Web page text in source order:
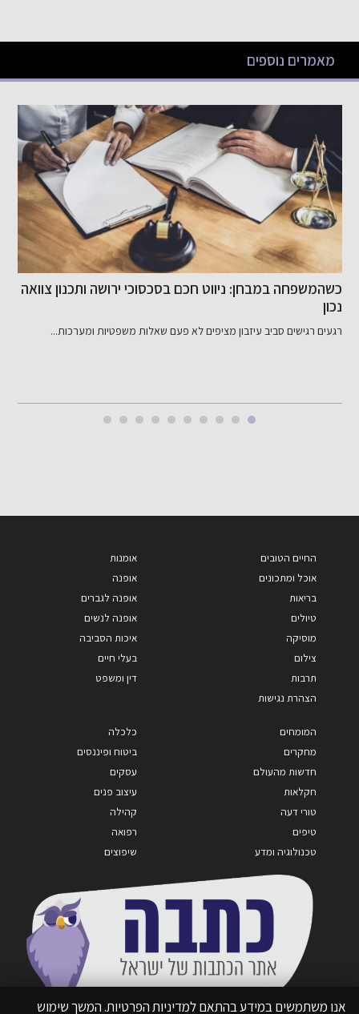
מאמרים נוספים
שיפור האשראי שלך בקלות
דירוג אשראי שלי: מה זה ולמה הוא חשוב? דירוג אשראי שלי...
החיים הטובים
אוכל ומתכונים
בריאות
טיולים
מוסיקה
צילום
תרבות
הצהרת נגישות
אומנות
אופנה
אופנה לגברים
אופנה לנשים
איכות הסביבה
בעלי חיים
דין ומשפט
המומחים
מחקרים
חדשות מהעולם
חקלאות
טורי דעה
טיפים
טכנולוגיה ומדע
כלכלה
ביטוח ופיננסים
עסקים
עיצוב פנים
קהילה
רפואה
שיפוצים
אנו משתמשים במידע בהתאם למדיניות הפרטיות. המשך שימוש